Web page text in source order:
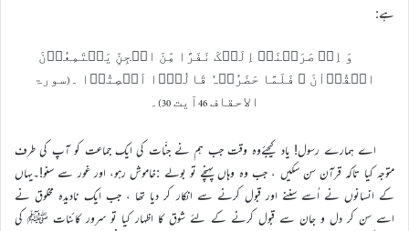
ہے:
وَ اِذۡ صَرَفۡنَاۤ اِلَیۡکَ نَفَرًا مِّنَ الۡجِنِّ یَسۡتَمِعُوۡنَ
الۡقُرۡاٰنَ ۚ فَلَمَّا حَضَرُوۡہُ قَالُوۡۤا اَنۡصِتُوۡا ۔(سورۃ
الاحقاف 46آیت 30)۔
اے ہمارے رسول! یاد کیجئےوہ وقت جب ہم نے جنّات کی ایک جماعت کو آپ کی طرف
متوجہ کیا تاکہ قرآن سن سکیں ، جب وہ وہاں پہنچے تو بولے :خاموش رہو، اور غور سے سنو!۔یہاں
کے انسانوں نے اُسے سننے اور قبول کرنے سے انکار کر دیا تھا ، جب ایک نادیدہ مخلوق نے
اسے سن کر دل و جان سے قبول کرنے کے لئے شوق کا اظہار کیا تو سرور کائنات ﷺ کی